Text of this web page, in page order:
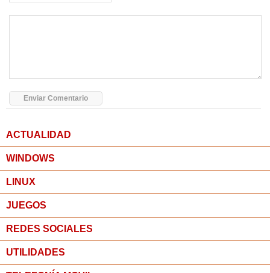
ACTUALIDAD
WINDOWS
LINUX
JUEGOS
REDES SOCIALES
UTILIDADES